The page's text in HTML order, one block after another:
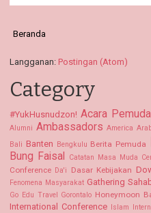
Beranda
Langganan: Postingan (Atom)
Category
#YukHusnudzon! Acara Pemuda
Alumni Ambassadors America
Bali Banten Bengkulu Berita Pemuda
Bung Faisal Catatan Masa Muda
Conference Da'i Dasar Kebijakan
Fenomena Masyarakat Gathering
Go Edu Travel Gorontalo Honeymoon
International Conference
Islam